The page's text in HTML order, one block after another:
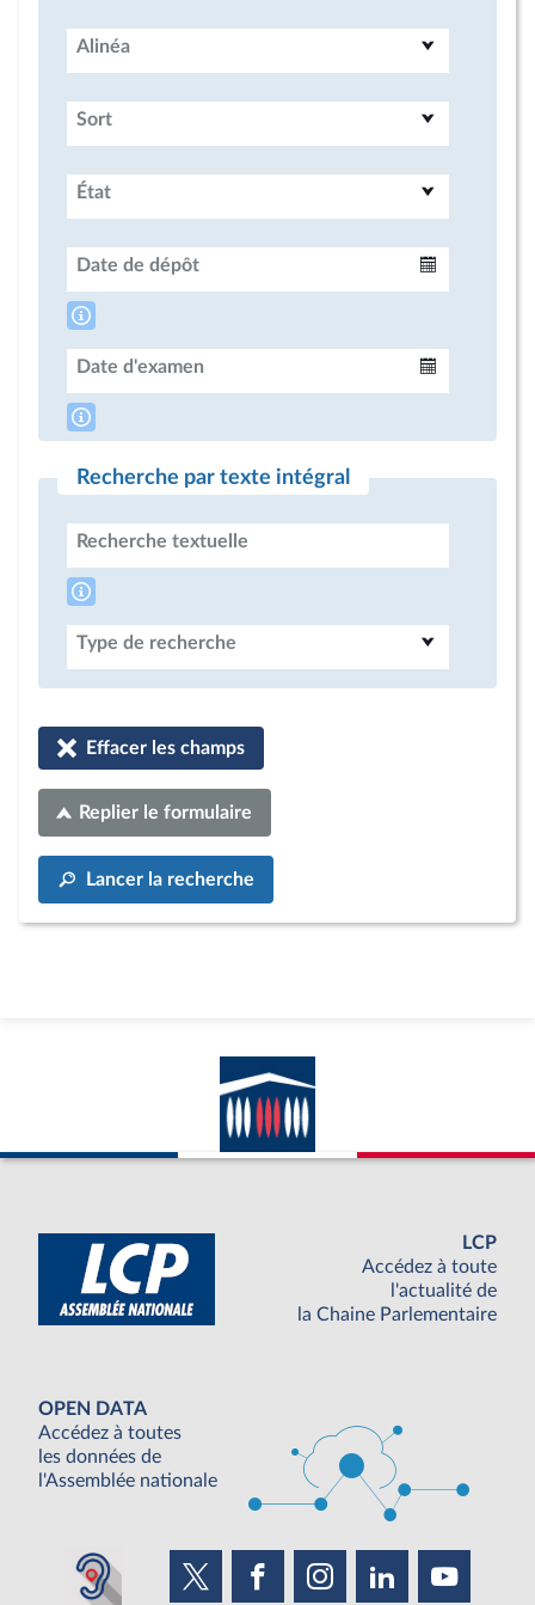
Alinéa
Sort
État
Date de dépôt
Date d'examen
Recherche par texte intégral
Recherche textuelle
Type de recherche
Effacer les champs
Replier le formulaire
Lancer la recherche
LCP
Accédez à toute
l'actualité de
la Chaine Parlementaire
OPEN DATA
Accédez à toutes
les données de
l'Assemblée nationale